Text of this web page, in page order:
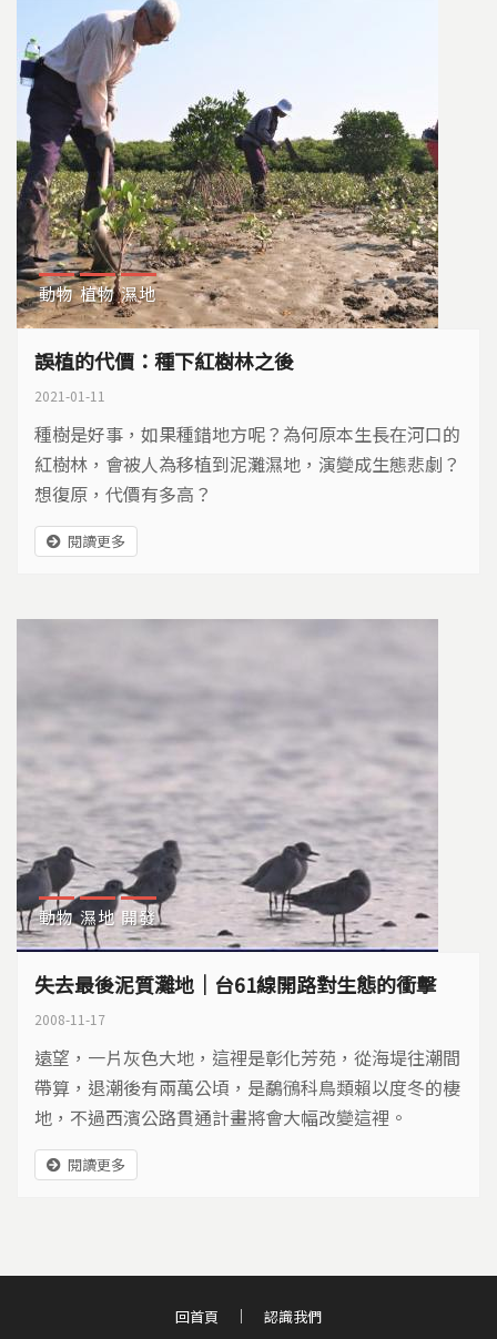
動物 植物 濕地
誤植的代價：種下紅樹林之後
2021-01-11
種樹是好事，如果種錯地方呢？為何原本生長在河口的
紅樹林，會被人為移植到泥灘濕地，演變成生態悲劇？
想復原，代價有多高？
閱讀更多
動物 濕地 開發
失去最後泥質灘地｜台61線開路對生態的衝擊
2008-11-17
遠望，一片灰色大地，這裡是彰化芳苑，從海堤往潮間
帶算，退潮後有兩萬公頃，是鷸鴴科鳥類賴以度冬的棲
地，不過西濱公路貫通計畫將會大幅改變這裡。
閱讀更多
回首頁 認識我們